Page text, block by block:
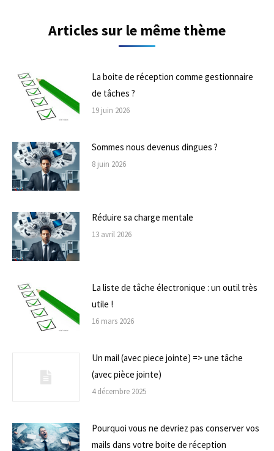
Articles sur le même thème
La boite de réception comme gestionnaire
de tâches ?
19 juin 2026
Sommes nous devenus dingues ?
8 juin 2026
Réduire sa charge mentale
13 avril 2026
La liste de tâche électronique : un outil très
utile !
16 mars 2026
Un mail (avec piece jointe) => une tâche
(avec pièce jointe)
4 décembre 2025
Pourquoi vous ne devriez pas conserver vos
mails dans votre boite de réception